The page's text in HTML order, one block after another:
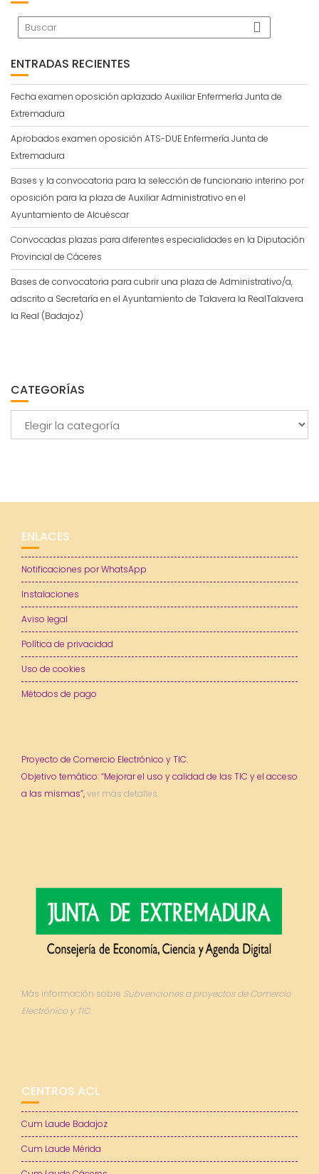
ENTRADAS RECIENTES
Fecha examen oposición aplazado Auxiliar Enfermería Junta de
Extremadura
Aprobados examen oposición ATS-DUE Enfermería Junta de
Extremadura
Bases y la convocatoria para la selección de funcionario interino por
oposición para la plaza de Auxiliar Administrativo en el
Ayuntamiento de Alcuéscar
Convocadas plazas para diferentes especialidades en la Diputación
Provincial de Cáceres
Bases de convocatoria para cubrir una plaza de Administrativo/a,
adscrito a Secretaría en el Ayuntamiento de Talavera la RealTalavera
la Real (Badajoz)
CATEGORÍAS
ENLACES
Notificaciones por WhatsApp
Instalaciones
Aviso legal
Política de privacidad
Uso de cookies
Métodos de pago
Proyecto de Comercio Electrónico y TIC.
Objetivo temático: “Mejorar el uso y calidad de las TIC y el acceso
a las mismas”,ver más detalles.
Más información sobre Subvenciones a proyectos de Comercio
Electrónico y TIC.
CENTROS ACL
Cum Laude Badajoz
Cum Laude Mérida